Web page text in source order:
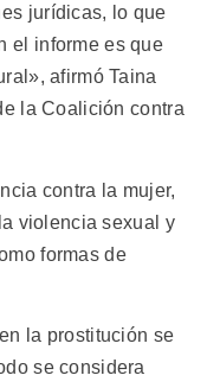
jurídicas, lo que
el informe es que
afirmó Taina
la Coalición contra
contra la mujer,
violencia sexual y
formas de
la prostitución se
se considera